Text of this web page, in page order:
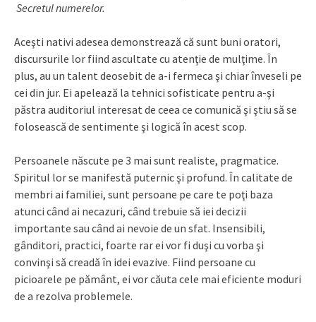
Secretul numerelor.
Aceşti nativi adesea demonstrează că sunt buni oratori,
discursurile lor fiind ascultate cu atenţie de mulţime. În
plus, au un talent deosebit de a-i fermeca şi chiar înveseli pe
cei din jur. Ei apelează la tehnici sofisticate pentru a-şi
păstra auditoriul interesat de ceea ce comunică şi ştiu să se
folosească de sentimente şi logică în acest scop.
Persoanele născute pe 3 mai sunt realiste, pragmatice.
Spiritul lor se manifestă puternic şi profund. În calitate de
membri ai familiei, sunt persoane pe care te poţi baza
atunci când ai necazuri, când trebuie să iei decizii
importante sau când ai nevoie de un sfat. Insensibili,
gânditori, practici, foarte rar ei vor fi duşi cu vorba şi
convinşi să creadă în idei evazive. Fiind persoane cu
picioarele pe pământ, ei vor căuta cele mai eficiente moduri
de a rezolva problemele.